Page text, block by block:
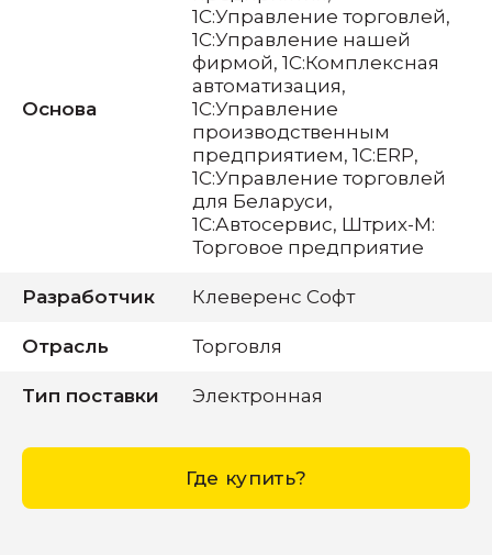
Основа
1С:Управление торговлей,
1С:Управление нашей
фирмой, 1С:Комплексная
автоматизация,
1С:Управление
производственным
предприятием, 1С:ERP,
1С:Управление торговлей
для Беларуси,
1С:Автосервис, Штрих-М:
Торговое предприятие
Разработчик Клеверенс Софт
Отрасль Торговля
Тип поставки Электронная
Где купить?